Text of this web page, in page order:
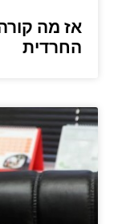
אז מה
החרדית